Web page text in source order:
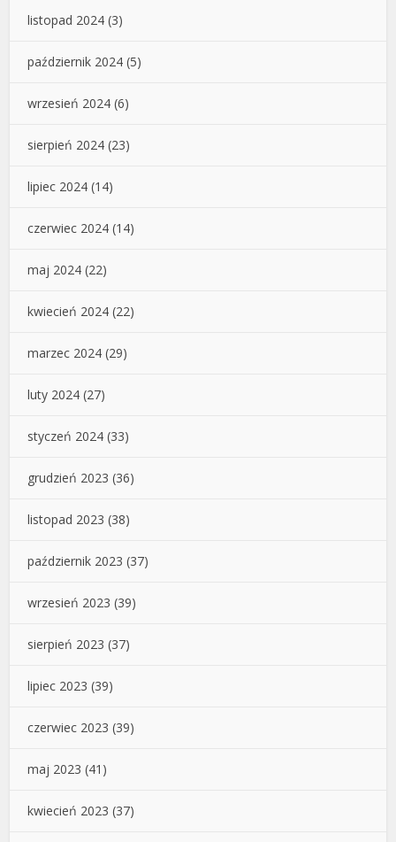
listopad 2024 (3)
październik 2024 (5)
wrzesień 2024 (6)
sierpień 2024 (23)
lipiec 2024 (14)
czerwiec 2024 (14)
maj 2024 (22)
kwiecień 2024 (22)
marzec 2024 (29)
luty 2024 (27)
styczeń 2024 (33)
grudzień 2023 (36)
listopad 2023 (38)
październik 2023 (37)
wrzesień 2023 (39)
sierpień 2023 (37)
lipiec 2023 (39)
czerwiec 2023 (39)
maj 2023 (41)
kwiecień 2023 (37)